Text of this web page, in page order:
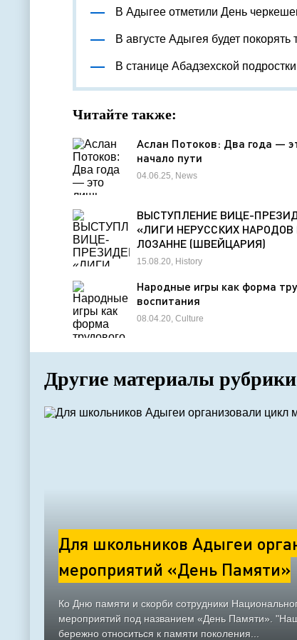
В Адыгее отметили День
В августе Адыгея будет
В станице Абадзехской
Читайте также:
Аслан Потоков: Два года —
начало пути
04.06.25, News
ВЫСТУПЛЕНИЕ ВИЦЕ-
«ЛИГИ НЕРУССКИХ НАРОДОВ
ЛОЗАННЕ (ШВЕЙЦАРИЯ)
15.08.20, History
Народные игры как форма
воспитания
08.04.20, Culture
Другие материалы
Для школьников Адыгеи
мероприятий «День Памяти»
Ко Дню памяти и скорби сотрудники
мероприятий под названием «День Памяти».
бережно относиться к памяти поколения...